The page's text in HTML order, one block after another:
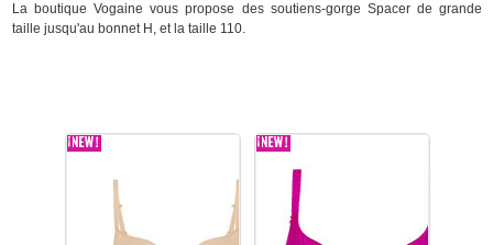
La boutique Vogaine vous propose des soutiens-gorge Spacer de grande
taille jusqu'au bonnet H, et la taille 110.